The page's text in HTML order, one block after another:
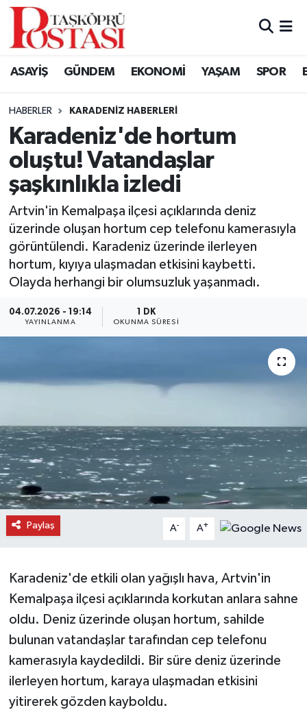
ASAYİŞ GÜNDEM EKONOMİ YAŞAM SPOR
HABERLER KARADENIZ HABERLERI
Karadeniz'de hortum
oluştu! Vatandaşlar
şaşkınlıkla izledi
Artvin'in Kemalpaşa ilçesi açıklarında deniz
üzerinde oluşan hortum cep telefonu kamerasıyla
görüntülendi. Karadeniz üzerinde ilerleyen
hortum, kıyıya ulaşmadan etkisini kaybetti.
Olayda herhangi bir olumsuzluk yaşanmadı.
04.07.2026 - 19:14
YAYINLANMA
1 DK
OKUNMA SÜRESI
Paylaş A- A+
Karadeniz'de etkili olan yağışlı hava, Artvin'in
Kemalpaşa ilçesi açıklarında korkutan anlara sahne
oldu. Deniz üzerinde oluşan hortum, sahilde
bulunan vatandaşlar tarafından cep telefonu
kamerasıyla kaydedildi. Bir süre deniz üzerinde
ilerleyen hortum, karaya ulaşmadan etkisini
yitirerek gözden kayboldu.
Kastamonu Vefat Edenler
Araç Haberleri
Azdavay Haberleri
Bozkurt Haberleri
Çatalzeytin Haberleri
Hanönü Haberleri
İhsangazi Haberleri
İnebolu Haberleri
Merkez Haberleri
Şenpazar Haberleri
Seydiler Haberleri